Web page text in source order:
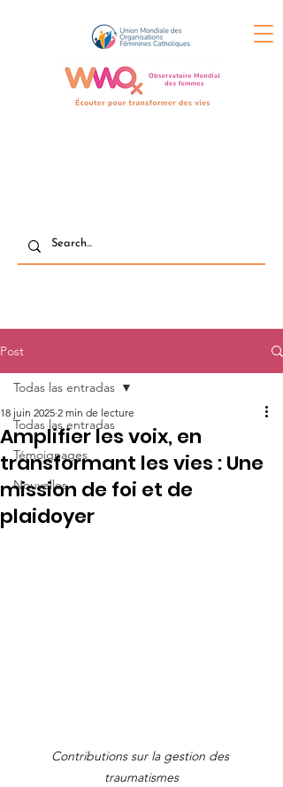
Post
Todas las entradas
Témoignages
Nouvelles
Todas las entradas
Amplifier les voix, en
transformant les vies : Une
mission de foi et de
plaidoyer
18 juin 2025 2 min de lecture
Contributions sur la gestion des
traumatismes